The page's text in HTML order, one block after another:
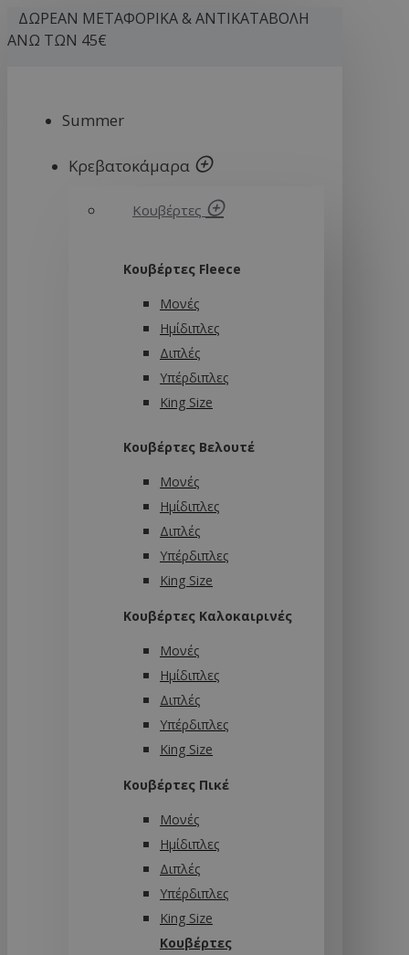
ΔΩΡΕΑΝ ΜΕΤΑΦΟΡΙΚΑ & ΑΝΤΙΚΑΤΑΒΟΛΗ
ΑΝΩ ΤΩΝ 45€
Summer
Κρεβατοκάμαρα
Κουβέρτες
Κουβέρτες Fleece
Μονές
Ημίδιπλες
Διπλές
Υπέρδιπλες
King Size
Κουβέρτες Βελουτέ
Μονές
Ημίδιπλες
Διπλές
Υπέρδιπλες
King Size
Κουβέρτες Καλοκαιρινές
Μονές
Ημίδιπλες
Διπλές
Υπέρδιπλες
King Size
Κουβέρτες Πικέ
Μονές
Ημίδιπλες
Διπλές
Υπέρδιπλες
King Size
Κουβέρτες